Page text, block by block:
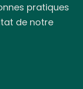
pratiques
de notre